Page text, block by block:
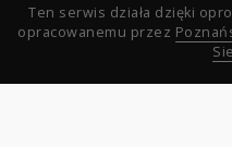
Ten serwis działa dzięki
opracowanemu przez